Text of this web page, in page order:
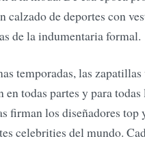
calzado de deportes con
de la indumentaria formal.
temporadas, las zapatillas
en todas partes y para todas
firman los diseñadores top
celebrities del mundo.